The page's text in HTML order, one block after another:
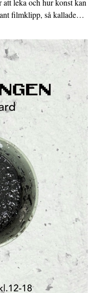
att leka och hur konst kan
filmklipp, så kallade…